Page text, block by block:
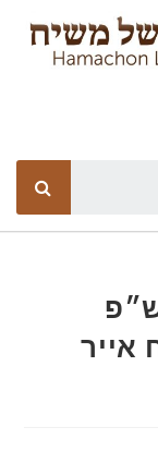
אייר